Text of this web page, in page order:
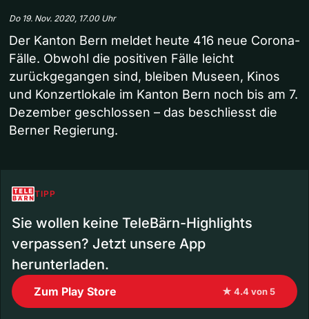
Do 19. Nov. 2020, 17.00 Uhr
Der Kanton Bern meldet heute 416 neue Corona-
Fälle. Obwohl die positiven Fälle leicht
zurückgegangen sind, bleiben Museen, Kinos
und Konzertlokale im Kanton Bern noch bis am 7.
Dezember geschlossen – das beschliesst die
Berner Regierung.
TIPP
Sie wollen keine TeleBärn-Highlights
verpassen? Jetzt unsere App
herunterladen.
Zum Play Store ★ 4.4 von 5